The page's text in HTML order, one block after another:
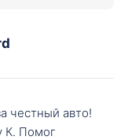
честный авто!
К. Помог